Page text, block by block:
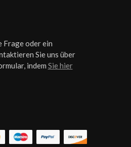
Frage oder ein
Sie uns über
indem Sie hier